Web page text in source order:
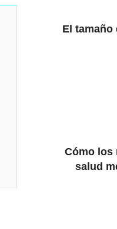
El tamaño
Cómo los
salud